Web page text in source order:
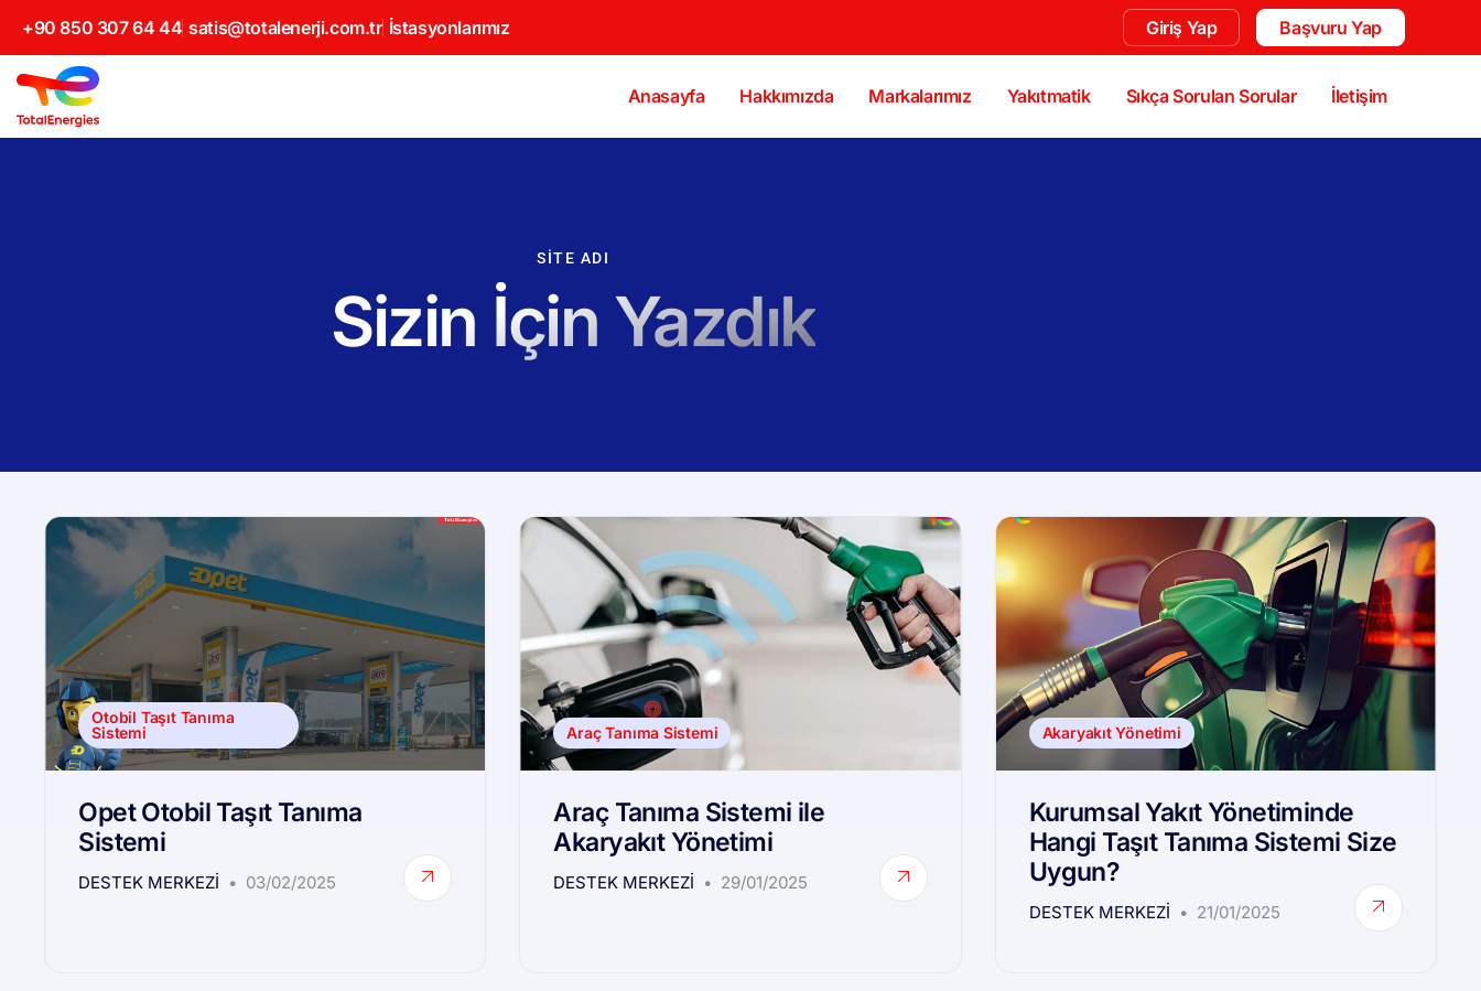
+90 850 307 64 44 satis@totalenerji.com.tr İstasyonlarımız Giriş Yap Başvuru Yap
Anasayfa Hakkımızda Markalarımız Yakıtmatik Sıkça Sorulan Sorular İletişim
SITE ADI
Sizin İçin Yazdık
Otobil Taşıt Tanıma
Sistemi
Opet Otobil Taşıt Tanıma
Sistemi
DESTEK MERKEZI 03/02/2025
Araç Tanıma Sistemi
Araç Tanıma Sistemi ile
Akaryakıt Yönetimi
DESTEK MERKEZI 29/01/2025
Akaryakıt Yönetimi
Kurumsal Yakıt Yönetiminde
Hangi Taşıt Tanıma Sistemi Size
Uygun?
DESTEK MERKEZI 21/01/2025